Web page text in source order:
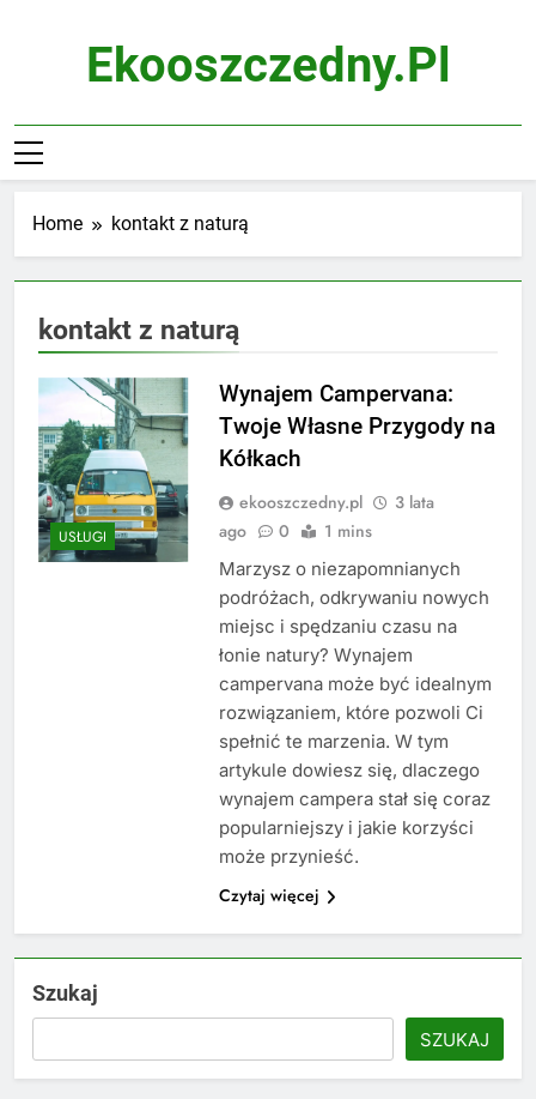
Ekooszczedny.pl
Home kontakt z naturą
kontakt z naturą
USŁUGI
Wynajem Campervana:
Twoje Własne Przygody na
Kółkach
ekooszczedny.pl
3 lata
ago
0 1 mins
Marzysz o niezapomnianych
podróżach, odkrywaniu nowych
miejsc i spędzaniu czasu na
łonie natury? Wynajem
campervana może być idealnym
rozwiązaniem, które pozwoli Ci
spełnić te marzenia. W tym
artykule dowiesz się, dlaczego
wynajem campera stał się coraz
popularniejszy i jakie korzyści
może przynieść.
Czytaj więcej
Szukaj
SZUKAJ